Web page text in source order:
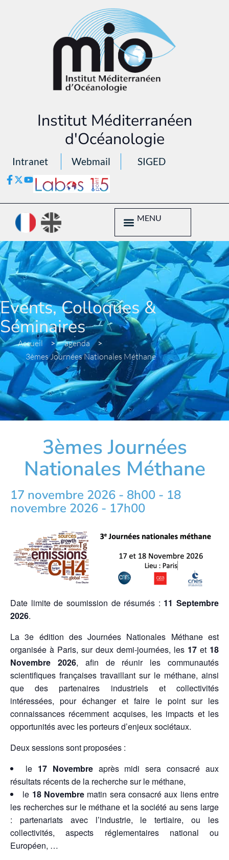
Institut Méditerranéen
d'Océanologie
Intranet Webmail SIGED
MENU
Events, Colloques &
Séminaires
Accueil > agenda >
3èmes Journées Nationales Méthane
3èmes Journées
Nationales Méthane
17 novembre 2026 - 8h00 - 18
novembre 2026 - 17h00
Date limite de soumission de résumés : 11 Septembre
2026.
La 3e édition des Journées Nationales Méthane est
organisée à Paris, sur deux demi-journées, les 17 et 18
Novembre 2026, afin de réunir les communautés
scientifiques françaises travaillant sur le méthane, ainsi
que des partenaires industriels et collectivités
intéressées, pour échanger et faire le point sur les
connaissances récemment acquises, les impacts et les
opportunités avec les porteurs d’enjeux sociétaux.
Deux sessions sont proposées :
le 17 Novembreaprès midi sera consacré aux
résultats récents de la recherche sur le méthane,
le 18 Novembre matin sera consacré aux liens entre
les recherches sur le méthane et la société au sens large
: partenariats avec l’industrie, le tertiaire, ou les
collectivités, aspects réglementaires national ou
Européen, …